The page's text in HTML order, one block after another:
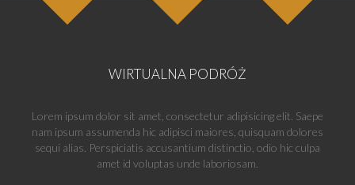
WIRTUALNA PODRÓŻ
Lorem ipsum dolor sit amet, consectetur adipisicing elit. Saepe
nam ipsum assumenda hic adipisci maiores, quisquam dolores
sequi alias. Perspiciatis accusantium distinctio, odio hic culpa
amet id voluptas unde laboriosam.